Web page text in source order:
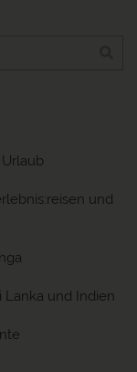
und
Lanka und Indien